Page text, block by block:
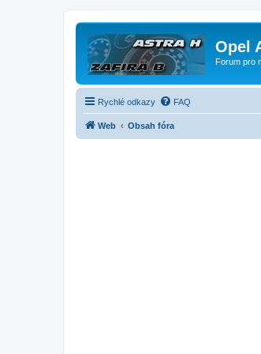
Opel
Forum pro
Rychlé odkazy FAQ
Web Obsah fóra